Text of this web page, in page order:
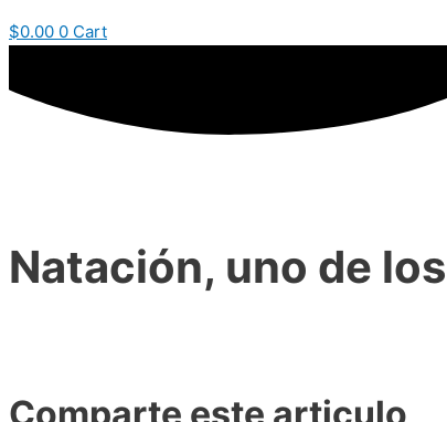
$0.00 0 Cart
Natación, uno de